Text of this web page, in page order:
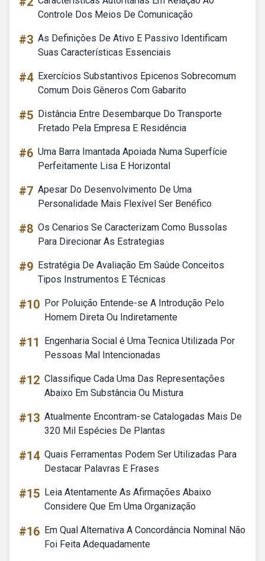
Controle Dos Meios De Comunicação
#3 As Definições De Ativo E Passivo Identificam
Suas Características Essenciais
#4 Exercícios Substantivos Epicenos Sobrecomum
Comum Dois Gêneros Com Gabarito
#5 Distância Entre Desembarque Do Transporte
Fretado Pela Empresa E Residência
#6 Uma Barra Imantada Apoiada Numa Superfície
Perfeitamente Lisa E Horizontal
#7 Apesar Do Desenvolvimento De Uma
Personalidade Mais Flexível Ser Benéfico
#8 Os Cenarios Se Caracterizam Como Bussolas
Para Direcionar As Estrategias
#9 Estratégia De Avaliação Em Saúde Conceitos
Tipos Instrumentos E Técnicas
#10 Por Poluição Entende-se A Introdução Pelo
Homem Direta Ou Indiretamente
#11
Engenharia Social é Uma Tecnica Utilizada Por
Pessoas Mal Intencionadas
#12 Classifique Cada Uma Das Representações
Abaixo Em Substância Ou Mistura
#13 Atualmente Encontram-se Catalogadas Mais De
320 Mil Espécies De Plantas
#14 Quais Ferramentas Podem Ser Utilizadas Para
Destacar Palavras E Frases
#15 Leia Atentamente As Afirmações Abaixo
Considere Que Em Uma Organização
#16 Em Qual Alternativa A Concordância Nominal Não
Foi Feita Adequadamente